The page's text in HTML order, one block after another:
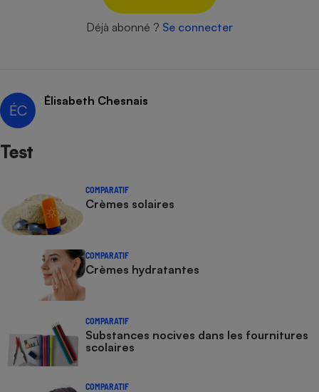
Déjà abonné ? Se connecter
ÉC
Élisabeth Chesnais
Test
COMPARATIF
Crèmes solaires
COMPARATIF
Crèmes hydratantes
COMPARATIF
Substances nocives dans les fournitures
scolaires
COMPARATIF